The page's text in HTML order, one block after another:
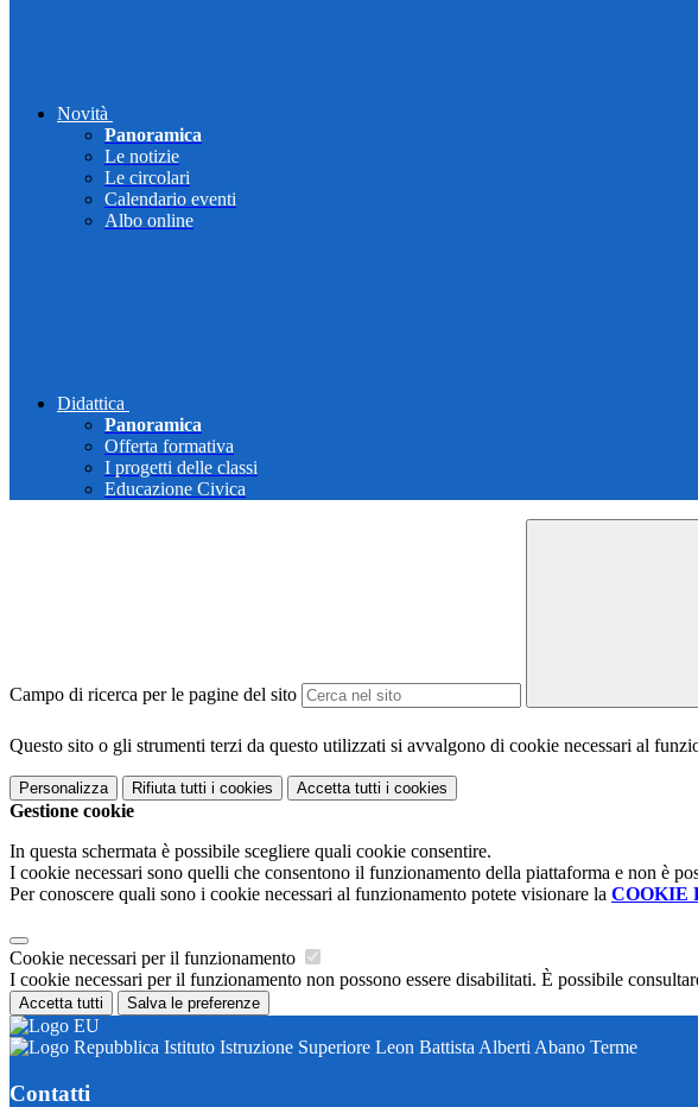
Novità
Panoramica
Le notizie
Le circolari
Calendario eventi
Albo online
Didattica
Panoramica
Offerta formativa
I progetti delle classi
Educazione Civica
Campo di ricerca per le pagine del sito
Questo sito o gli strumenti terzi da questo utilizzati si avvalgono di cookie necessari al
Personalizza Rifiuta tutti i cookies Accetta tutti i cookies
Gestione cookie
In questa schermata è possibile scegliere quali cookie consentire.
I cookie necessari sono quelli che consentono il funzionamento della piattaforma e non è
Per conoscere quali sono i cookie necessari al funzionamento potete visionare la COOKIE
Cookie necessari per il funzionamento
I cookie necessari per il funzionamento non possono essere disabilitati. È possibile
Accetta tutti Salva le preferenze
Istituto Istruzione Superiore Leon Battista Alberti Abano Terme
Contatti